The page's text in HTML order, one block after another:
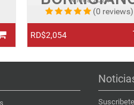
(0 reviews)
RD$2,054